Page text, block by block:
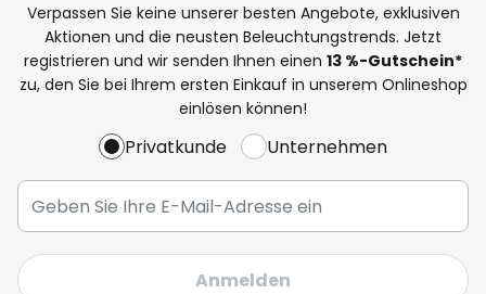
Verpassen Sie keine unserer besten Angebote, exklusiven
Aktionen und die neusten Beleuchtungstrends. Jetzt
registrieren und wir senden Ihnen einen 13 %-Gutschein*
zu, den Sie bei Ihrem ersten Einkauf in unserem Onlineshop
einlösen können!
Privatkunde Unternehmen
Anmelden